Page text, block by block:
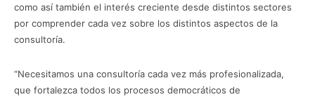
como así también el interés creciente desde distintos sectores
por comprender cada vez sobre los distintos aspectos de la
consultoría.
“Necesitamos una consultoría cada vez más profesionalizada,
que fortalezca todos los procesos democráticos de